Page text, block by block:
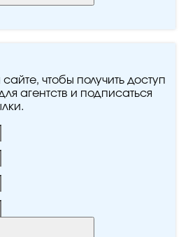
чтобы получить доступ
агентств и подписаться